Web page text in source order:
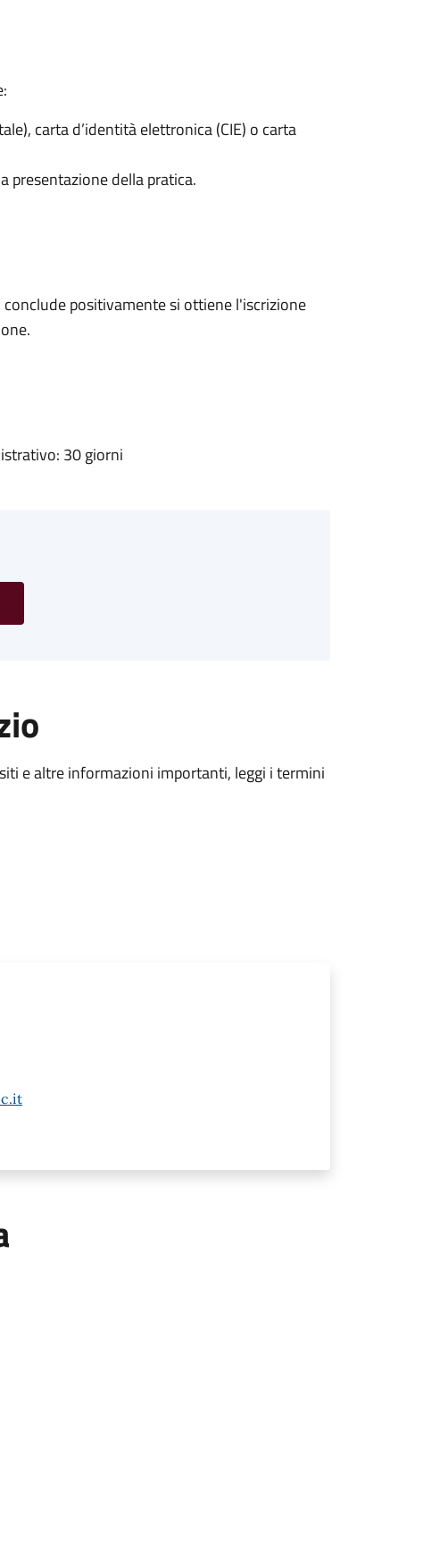
carta d’identità elettronica (CIE) o carta
presentazione della pratica.
positivamente si ottiene l'iscrizione
30 giorni
e altre informazioni importanti, leggi i termini